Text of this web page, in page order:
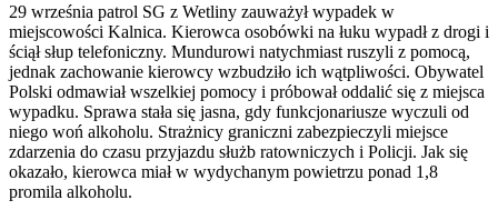
29 września patrol SG z Wetliny zauważył wypadek w
miejscowości Kalnica. Kierowca osobówki na łuku wypadł z drogi i
ściął słup telefoniczny. Mundurowi natychmiast ruszyli z pomocą,
jednak zachowanie kierowcy wzbudziło ich wątpliwości. Obywatel
Polski odmawiał wszelkiej pomocy i próbował oddalić się z miejsca
wypadku. Sprawa stała się jasna, gdy funkcjonariusze wyczuli od
niego woń alkoholu. Strażnicy graniczni zabezpieczyli miejsce
zdarzenia do czasu przyjazdu służb ratowniczych i Policji. Jak się
okazało, kierowca miał w wydychanym powietrzu ponad 1,8
promila alkoholu.